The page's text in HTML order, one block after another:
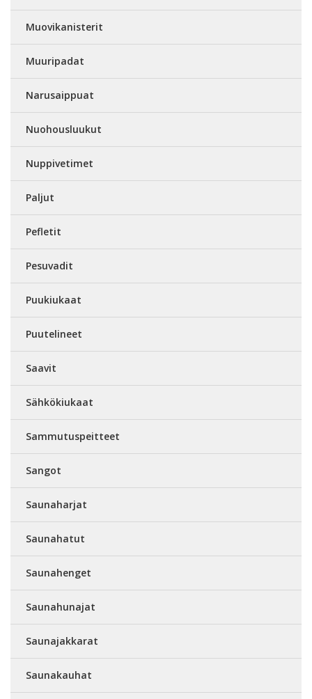
Muovikanisterit
Muuripadat
Narusaippuat
Nuohousluukut
Nuppivetimet
Paljut
Pefletit
Pesuvadit
Puukiukaat
Puutelineet
Saavit
Sähkökiukaat
Sammutuspeitteet
Sangot
Saunaharjat
Saunahatut
Saunahenget
Saunahunajat
Saunajakkarat
Saunakauhat